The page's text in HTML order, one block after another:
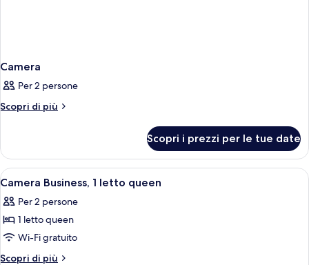
Camera
Per 2 persone
Scopri di più
Altri
Scopri i prezzi per le tue date
Apri
tutte
le
foto
per
Camera
Una camera d'albergo con un letto,
4
Camera Business, 1 letto queen
Per 2 persone
1 letto queen
Wi-Fi gratuito
Scopri di più
Altri